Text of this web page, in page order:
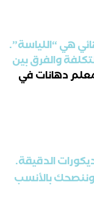
هي “اللياسة”.
والفرق بين
دهانات في
الدقيقة.
وننصحك بالأنسب